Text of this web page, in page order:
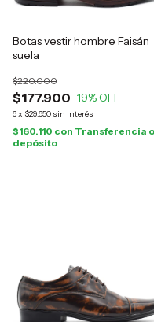
Botas vestir hombre Faisán
suela
$177.900
$220.000
19% OFF
6x $29.650 sin interés
$160.110 con Transferencia o
depósito